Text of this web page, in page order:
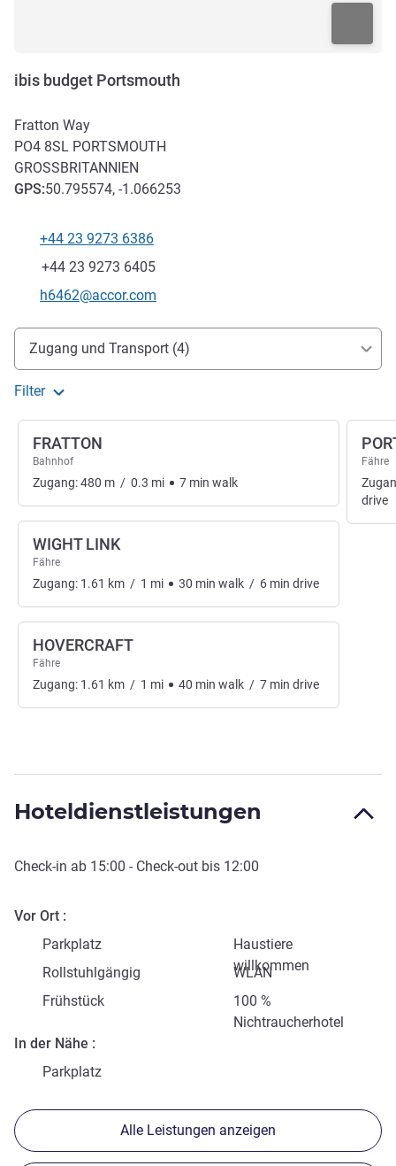
ibis budget Portsmouth
Fratton Way
PO4 8SL PORTSMOUTH
GROSSBRITANNIEN
GPS:50.795574, -1.066253
+44 23 9273 6386
Fax
+44 23 9273 6405
Kontakt-E-Mail
h6462@accor.com
Erreichbarkeit und Anbindung
Zugang und Transport (4)
Filter
FRATTON
Bahnhof
Zugang:480 m / 0.3 mi 7 min walk
WIGHT LINK
Fähre
Zugang: 1.61 km / 1 mi 30 min walk / 6 min drive
HOVERCRAFT
Fähre
Zugang: 1.61 km / 1 mi 40 min walk / 7 min drive
Fähre
drive
Hoteldienstleistungen
Check-in ab 15:00 - Check-out bis 12:00
Vor Ort
Parkplatz
Haustiere
willkommen
Rollstuhlgängig
WLAN
Frühstück
100 %
Nichtraucherhotel
In der Nähe
Parkplatz
Alle Leistungen anzeigen